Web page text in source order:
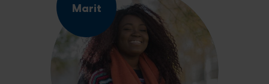
Marit